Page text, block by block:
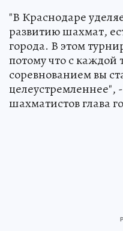
"В Краснодаре
развитию шахмат,
города. В этом
потому что с
соревнованием вы
целеустремленнее",
шахматистов глава